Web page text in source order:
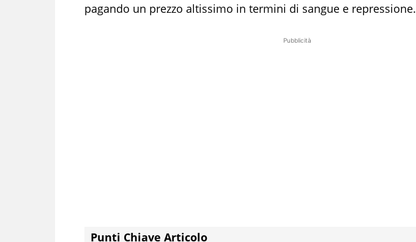
pagando un prezzo altissimo in termini di sangue e repressione.
Pubblicità
Punti Chiave Articolo